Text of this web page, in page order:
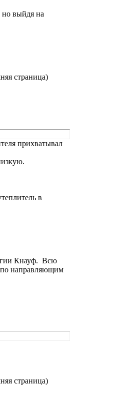
но выйдя на
страница)
прихватывал
в
Кнауф. Всю
по направляющим
страница)